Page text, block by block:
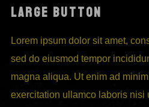
LARGE BUTTON
Lorem ipsum dolor sit amet,
sed do eiusmod tempor
magna aliqua. Ut enim ad
exercitation ullamco laboris nisi